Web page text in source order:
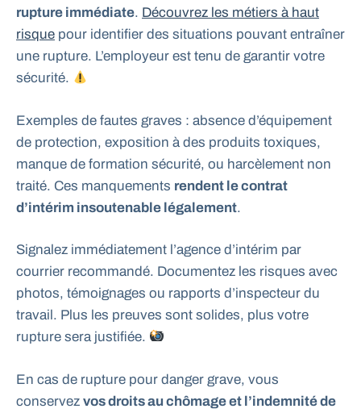
rupture immédiate. Découvrez les métiers à haut
risque pour identifier des situations pouvant entraîner
une rupture. L’employeur est tenu de garantir votre
sécurité.
Exemples de fautes graves : absence d’équipement
de protection, exposition à des produits toxiques,
manque de formation sécurité, ou harcèlement non
traité. Ces manquements rendent le contrat
d’intérim insoutenable légalement.
Signalez immédiatement l’agence d’intérim par
courrier recommandé. Documentez les risques avec
photos, témoignages ou rapports d’inspecteur du
travail. Plus les preuves sont solides, plus votre
rupture sera justifiée.
En cas de rupture pour danger grave, vous
conservez vos droits au chômage et l’indemnité de